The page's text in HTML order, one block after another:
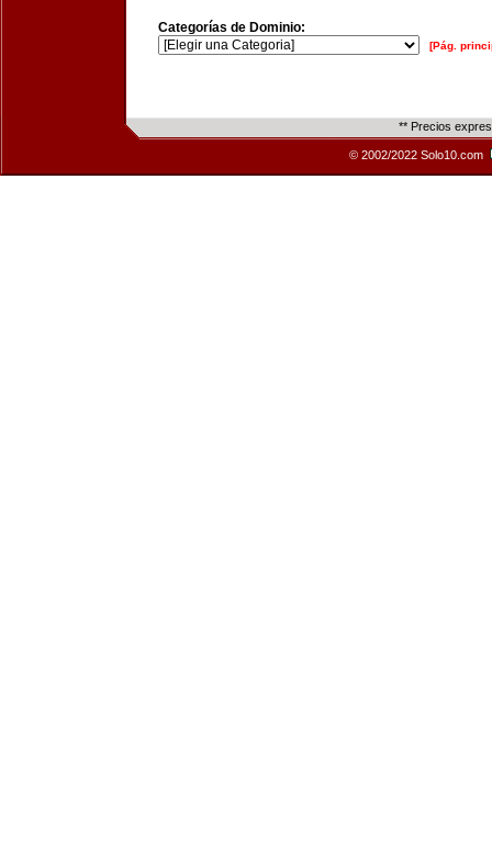
Categorías de Dominio:
[Pág.
** Precios
© 2002/2022 Solo10.com